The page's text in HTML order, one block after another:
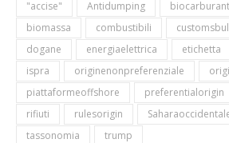
"accise" Antidumping
biomassa
combustibili
dogane
energiaelettrica etichetta
ispra
originenonpreferenziale
piattaformeoffshore
preferentialorigin
rifiuti
rulesorigin
tassonomia
trump